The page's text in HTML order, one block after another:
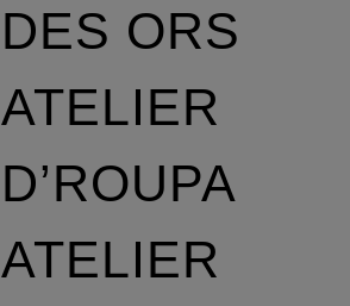
DES ORS
ATELIER
D’ROUPA
ATELIER